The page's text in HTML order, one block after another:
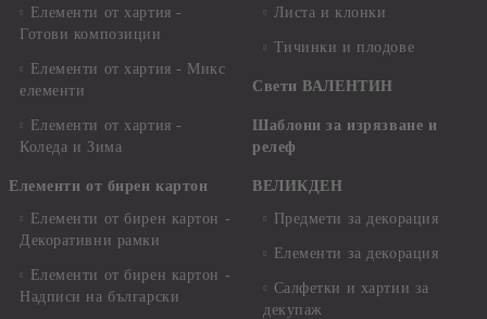
Елементи от хартия -
Готови композиции
Елементи от хартия - Микс
елементи
Елементи от хартия -
Коледа и Зима
Елементи от бирен картон
Елементи от бирен картон -
Декоративни рамки
Елементи от бирен картон -
Надписи на български
Листа и клонки
Тичинки и плодове
Свети ВАЛЕНТИН
Шаблони за изрязване и
релеф
ВЕЛИКДЕН
Предмети за декорация
Елементи за декорация
Салфетки и хартии за
декупаж